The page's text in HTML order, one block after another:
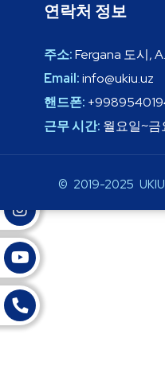
연락처 정보
주소:Fergana 도시,
Email:info@ukiu.uz
핸드폰:
근무 시간: 월요일~금
© 2019-2025